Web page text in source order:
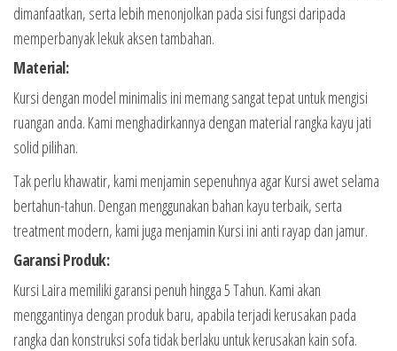
dimanfaatkan, serta lebih menonjolkan pada sisi fungsi daripada
memperbanyak lekuk aksen tambahan.
Material:
Kursi dengan model minimalis ini memang sangat tepat untuk mengisi
ruangan anda. Kami menghadirkannya dengan material rangka kayu jati
solid pilihan.
Tak perlu khawatir, kami menjamin sepenuhnya agar Kursi awet selama
bertahun-tahun. Dengan menggunakan bahan kayu terbaik, serta
treatment modern, kami juga menjamin Kursi ini anti rayap dan jamur.
Garansi Produk:
Kursi Laira memiliki garansi penuh hingga 5 Tahun. Kami akan
menggantinya dengan produk baru, apabila terjadi kerusakan pada
rangka dan konstruksi sofa tidak berlaku untuk kerusakan kain sofa.